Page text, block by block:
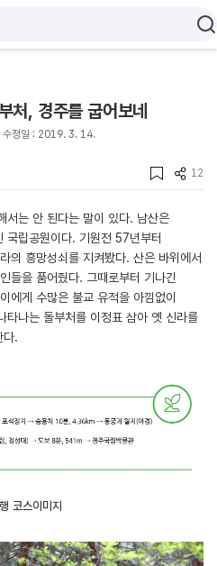
처, 경주를 굽어보네
수정일 : 2019. 3. 14.
12
서는 안 된다는 말이 있다. 남산은
국립공원이다. 기원전 57년부터
흥망성쇠를 지켜봤다. 산은 바위에서
들을 품어줬다. 그때로부터 기나긴
에게 수많은 불교 유적을 아낌없이
타나는 돌부처를 이정표 삼아 옛 신라를
다.
코스이미지